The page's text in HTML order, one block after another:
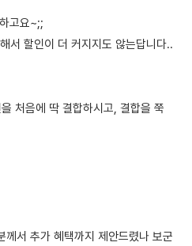
고요~;;
서 할인이 더 커지지도 않는답니다..
처음에 딱 결합하시고, 결합을 쭉
께서 추가 혜택까지 제안드렸나 보군